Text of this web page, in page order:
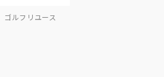
ゴルフリユース